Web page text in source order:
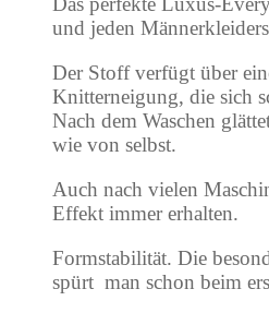
und jeden
Der Stoff verfügt über
Knitterneigung, die sich
Nach dem Waschen
wie von selbst.
Auch nach vielen
Effekt immer erhalten.
Formstabilität. Die
spürt man schon beim